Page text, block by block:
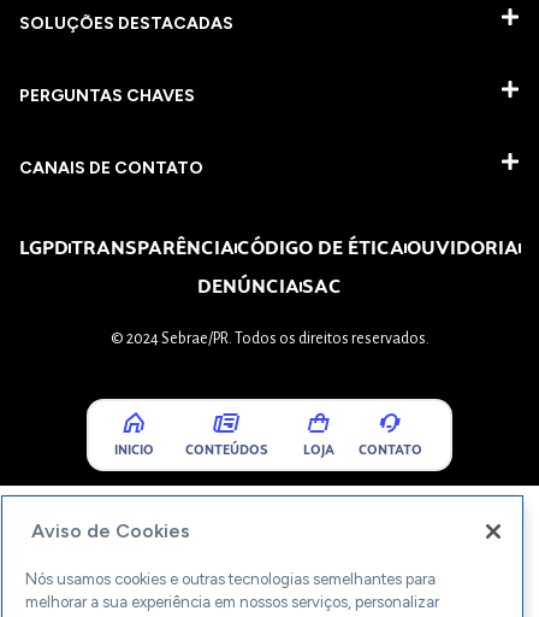
SOLUÇÕES DESTACADAS
PERGUNTAS CHAVES​
CANAIS DE CONTATO
LGPDTRANSPARÊNCIACÓDIGO DE ÉTICAOUVIDORIA
DENÚNCIASAC
© 2024 Sebrae/PR. Todos os direitos reservados.
INICIO CONTEÚDOS LOJA CONTATO
Aviso de Cookies
Nós usamos cookies e outras tecnologias semelhantes para
melhorar a sua experiência em nossos serviços, personalizar